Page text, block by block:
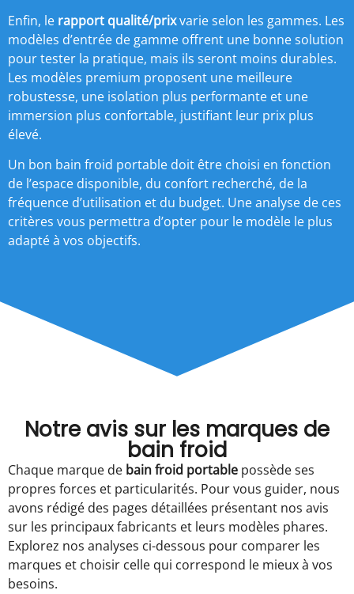
Enfin, le rapport qualité/prixvarie selon les gammes. Les
modèles d’entrée de gamme offrent une bonne solution
pour tester la pratique, mais ils seront moins durables.
Les modèles premium proposent une meilleure
robustesse, une isolation plus performante et une
immersion plus confortable, justifiant leur prix plus
élevé.
Un bon bain froid portable doit être choisi en fonction
de l’espace disponible, du confort recherché, de la
fréquence d’utilisation et du budget. Une analyse de ces
critères vous permettra d’opter pour le modèle le plus
adapté à vos objectifs.
Notre avis sur les marques de
bain froid​
Chaque marque de bain froid portable possède ses
propres forces et particularités. Pour vous guider, nous
avons rédigé des pages détaillées présentant nos avis
sur les principaux fabricants et leurs modèles phares.
Explorez nos analyses ci-dessous pour comparer les
marques et choisir celle qui correspond le mieux à vos
besoins.